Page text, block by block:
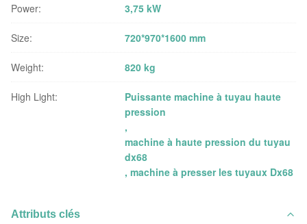
Power: 3,75 kW
Size: 720*970*1600 mm
Weight: 820 kg
High Light:
Puissante machine à tuyau haute
pression
,
machine à haute pression du tuyau
dx68
,machine à presser les tuyaux Dx68
Attributs clés